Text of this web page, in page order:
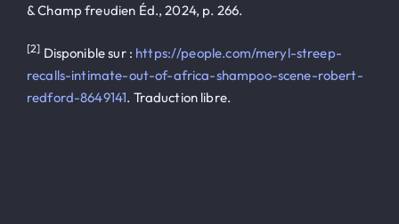
& Champ freudien Éd., 2024, p. 266.
[2] Disponible sur : https://people.com/meryl-streep-
recalls-intimate-out-of-africa-shampoo-scene-robert-
redford-8649141. Traduction libre.